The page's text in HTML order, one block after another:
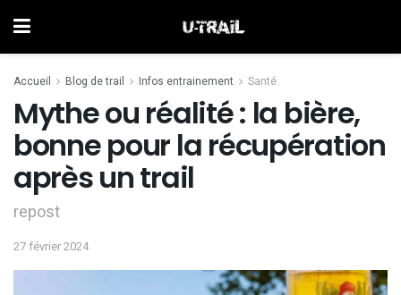
Accueil Blog de trail Infos entrainement Santé
Mythe ou réalité : la bière,
bonne pour la récupération
après un trail
repost
27 février 2024